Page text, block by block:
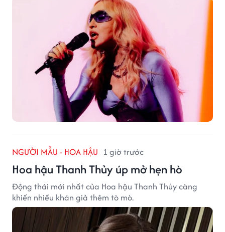
NGƯỜI MẪU - HOA HẬU 1 giờ trước
Hoa hậu Thanh Thủy úp mở hẹn hò
Động thái mới nhất của Hoa hậu Thanh Thủy càng
khiến nhiều khán giả thêm tò mò.